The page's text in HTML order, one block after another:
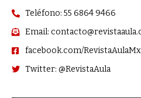
Teléfono: 55 6864 9466
Email:
facebook.com/RevistaAulaMx
Twitter: @RevistaAula